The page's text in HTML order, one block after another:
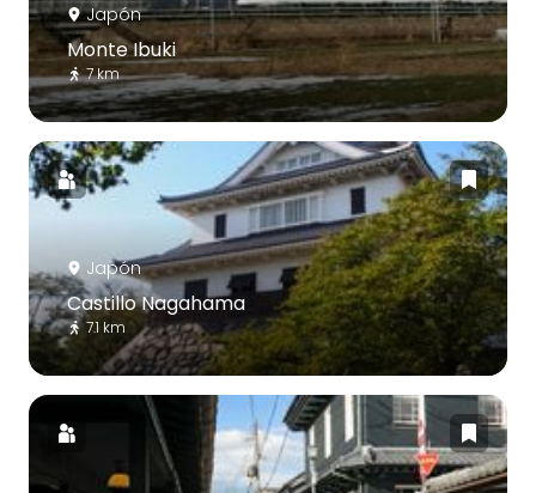
Japón
Monte Ibuki
7 km
Japón
Castillo Nagahama
7.1 km